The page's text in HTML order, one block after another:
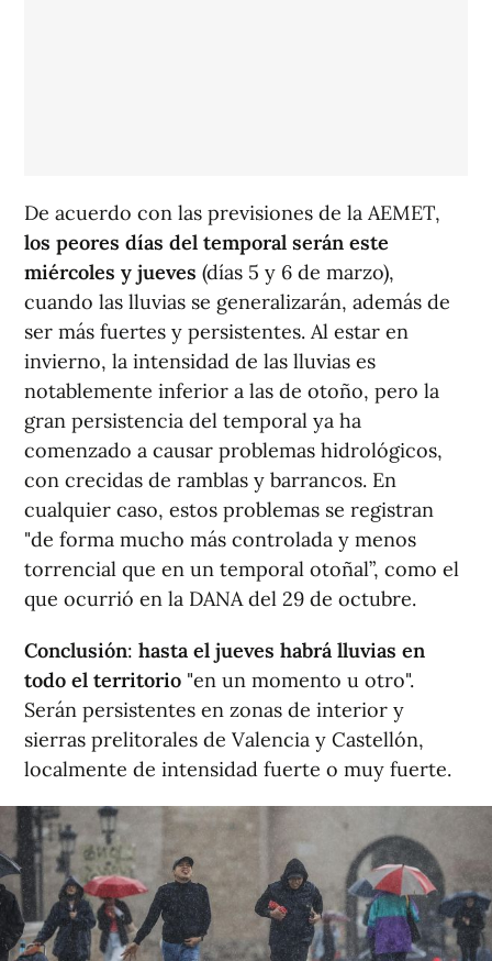
De acuerdo con las previsiones de la AEMET,
los peores días del temporal serán este
miércoles y jueves (días 5 y 6 de marzo),
cuando las lluvias se generalizarán, además de
ser más fuertes y persistentes. Al estar en
invierno, la intensidad de las lluvias es
notablemente inferior a las de otoño, pero la
gran persistencia del temporal ya ha
comenzado a causar problemas hidrológicos,
con crecidas de ramblas y barrancos. En
cualquier caso, estos problemas se registran
"de forma mucho más controlada y menos
torrencial que en un temporal otoñal”, como el
que ocurrió en la DANA del 29 de octubre.
Conclusión: hasta el jueves habrá lluvias en
todo el territorio "en un momento u otro".
Serán persistentes en zonas de interior y
sierras prelitorales de Valencia y Castellón,
localmente de intensidad fuerte o muy fuerte.